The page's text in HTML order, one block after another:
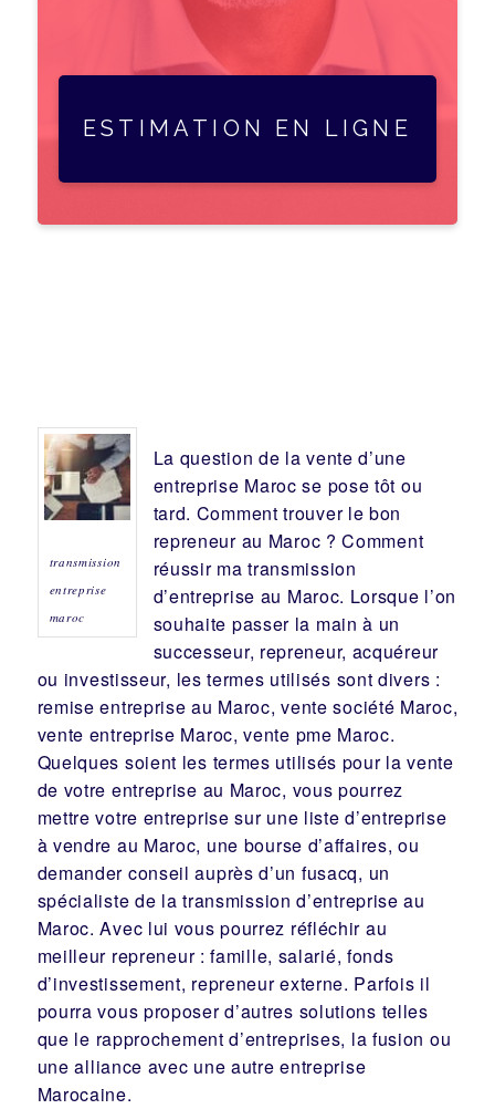
ESTIMATION EN LIGNE
transmission
entreprise
maroc
La question de la vente d’une
entreprise Maroc se pose tôt ou
tard. Comment trouver le bon
repreneurau Maroc ? Comment
réussir matransmission
d’entreprise au Maroc. Lorsque l’on
souhaite passer la main à un
successeur, repreneur, acquéreur
ou investisseur, les termes utilisés sont divers :
remise entreprise au Maroc, ventesociété Maroc,
vente entreprise Maroc, vente pme Maroc.
Quelques soient les termes utilisés pour la vente
de votre entreprise au Maroc, vous pourrez
mettre votre entreprise sur une liste d’entreprise
à vendre au Maroc, une bourse d’affaires, ou
demander conseil auprès d’un fusacq, un
spécialiste de latransmission d’entreprise au
Maroc. Avec lui vous pourrez réfléchir au
meilleur repreneur:famille, salarié, fonds
d’investissement, repreneur externe. Parfois il
pourra vous proposer d’autres solutions telles
que le rapprochement d’entreprises, la fusion ou
unealliance avec une autre entreprise
Marocaine.